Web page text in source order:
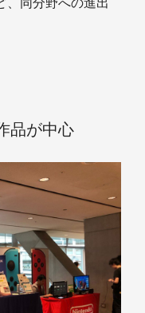
品が中心